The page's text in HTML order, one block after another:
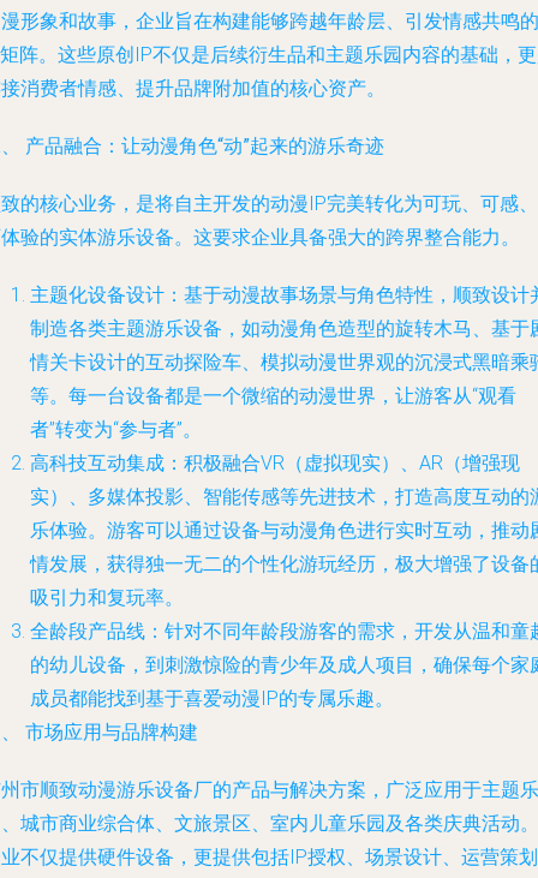
形象和故事，企业旨在构建能够跨越年龄层、引发情感共鸣的
阵。这些原创IP不仅是后续衍生品和主题乐园内容的基础，
消费者情感、提升品牌附加值的核心资产。
产品融合：让动漫角色“动”起来的游乐奇迹
的核心业务，是将自主开发的动漫IP完美转化为可玩、可感、
验的实体游乐设备。这要求企业具备强大的跨界整合能力。
主题化设备设计 ：基于动漫故事场景与角色特性，顺致设计
制造各类主题游乐设备，如动漫角色造型的旋转木马、基于
情关卡设计的互动探险车、模拟动漫世界观的沉浸式黑暗乘
等。每一台设备都是一个微缩的动漫世界，让游客从“观看
者”转变为“参与者”。
高科技互动集成 ：积极融合VR（虚拟现实）、AR（增强现
实）、多媒体投影、智能传感等先进技术，打造高度互动的
乐体验。游客可以通过设备与动漫角色进行实时互动，推动
情发展，获得独一无二的个性化游玩经历，极大增强了设备
吸引力和复玩率。
全龄段产品线 ：针对不同年龄段游客的需求，开发从温和童
的幼儿设备，到刺激惊险的青少年及成人项目，确保每个家
成员都能找到基于喜爱动漫IP的专属乐趣。
市场应用与品牌构建
市顺致动漫游乐设备厂的产品与解决方案，广泛应用于主题乐
城市商业综合体、文旅景区、室内儿童乐园及各类庆典活动。
不仅提供硬件设备，更提供包括IP授权、场景设计、运营策划